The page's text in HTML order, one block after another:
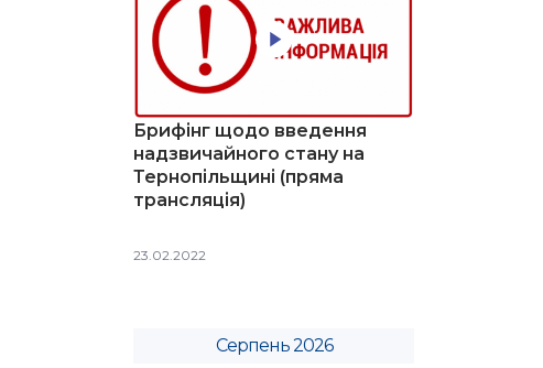
Брифінг щодо введення
надзвичайного стану на
Тернопільщині (пряма
трансляція)
23.02.2022
Серпень 2026